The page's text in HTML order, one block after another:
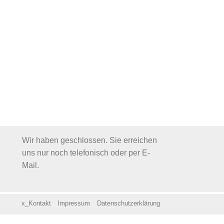
Wir haben geschlossen. Sie erreichen
uns nur noch telefonisch oder per E-
Mail.
x_Kontakt Impressum Datenschutzerklärung